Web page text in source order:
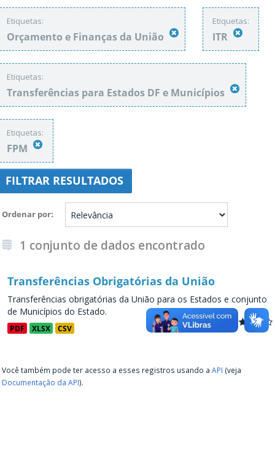
Etiquetas:
Orçamento e Finanças da União
Etiquetas:
ITR
Etiquetas:
Transferências para Estados DF e Municípios
Etiquetas:
FPM
FILTRAR RESULTADOS
Ordenar por
1 conjunto de dados encontrado
Transferências Obrigatórias da União
Transferências obrigatórias da União para os Estados e conjunto
de Municípios do Estado.
PDF XLSX CSV
Você também pode ter acesso a esses registros usando a API (veja
Documentação da API).